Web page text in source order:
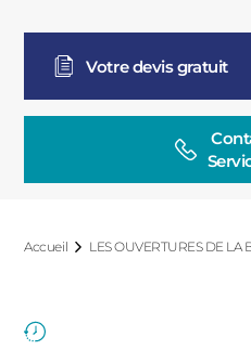
Votre devis gratuit
Accueil LES OUVERTURES DE LA